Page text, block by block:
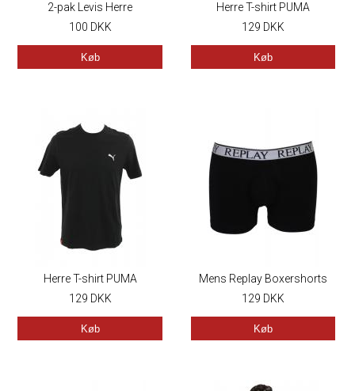
2-pak Levis Herre
Boxershorts gaves�t
PITTSBURGH
100 DKK
Køb
Herre T-shirt PUMA
129 DKK
Køb
Herre T-shirt PUMA
129 DKK
Køb
Mens Replay Boxershorts
129 DKK
Køb